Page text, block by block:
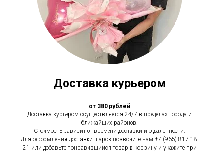
Доставка курьером
от 380 рублей
Доставка курьером осуществляется 24/7 в пределах города и
ближайших районов.
Стоимость зависит от времени доставки и отдаленности.
Для оформления доставки шаров позвоните нам +7 (965) 817-18-
21 или добавьте понравившийся товар в корзину и укажите при